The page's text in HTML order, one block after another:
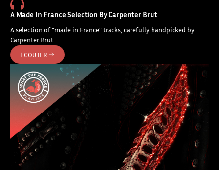
A Made In France Selection By Carpenter Brut
A selection of "made in France" tracks, carefully handpicked by
Carpenter Brut.
ÉCOUTER